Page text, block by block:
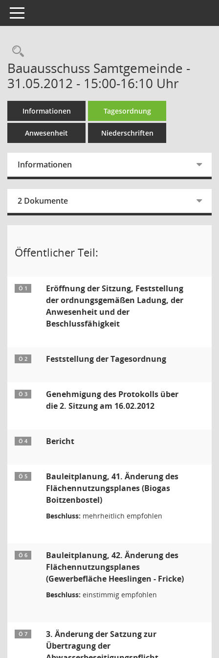
Toggle navigation
Rechercheauswahl
Bauausschuss Samtgemeinde -
31.05.2012 - 15:00-16:10 Uhr
Informationen Tagesordnung
Anwesenheit Niederschriften
Informationen
2 Dokumente
Öffentlicher Teil:
Ö 1
Eröffnung der Sitzung, Feststellung
der ordnungsgemäßen Ladung, der
Anwesenheit und der
Beschlussfähigkeit
Ö 2 Feststellung der Tagesordnung
Ö 3
Genehmigung des Protokolls über
die 2. Sitzung am 16.02.2012
Ö 4 Bericht
Ö 5
Bauleitplanung, 41. Änderung des
Flächennutzungsplanes (Biogas
Boitzenbostel)
Beschluss: mehrheitlich empfohlen
Ö 6
Bauleitplanung, 42. Änderung des
Flächennutzungsplanes
(Gewerbefläche Heeslingen - Fricke)
Beschluss: einstimmig empfohlen
Ö 7
3. Änderung der Satzung zur
Übertragung der